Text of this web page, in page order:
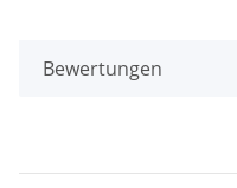
Bewertungen